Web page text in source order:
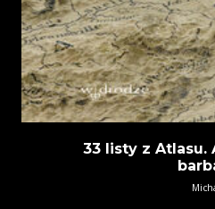
33 listy z